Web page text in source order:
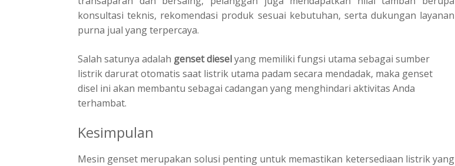
konsultasi teknis, rekomendasi produk sesuai kebutuhan, serta dukungan layanan
purna jual yang terpercaya.
Salah satunya adalah genset dieselyang memiliki fungsi utama sebagai sumber
listrik darurat otomatis saat listrik utama padam secara mendadak, maka genset
disel ini akan membantu sebagai cadangan yang menghindari aktivitas Anda
terhambat.
Kesimpulan
Mesin genset merupakan solusi penting untuk memastikan ketersediaan listrik yang